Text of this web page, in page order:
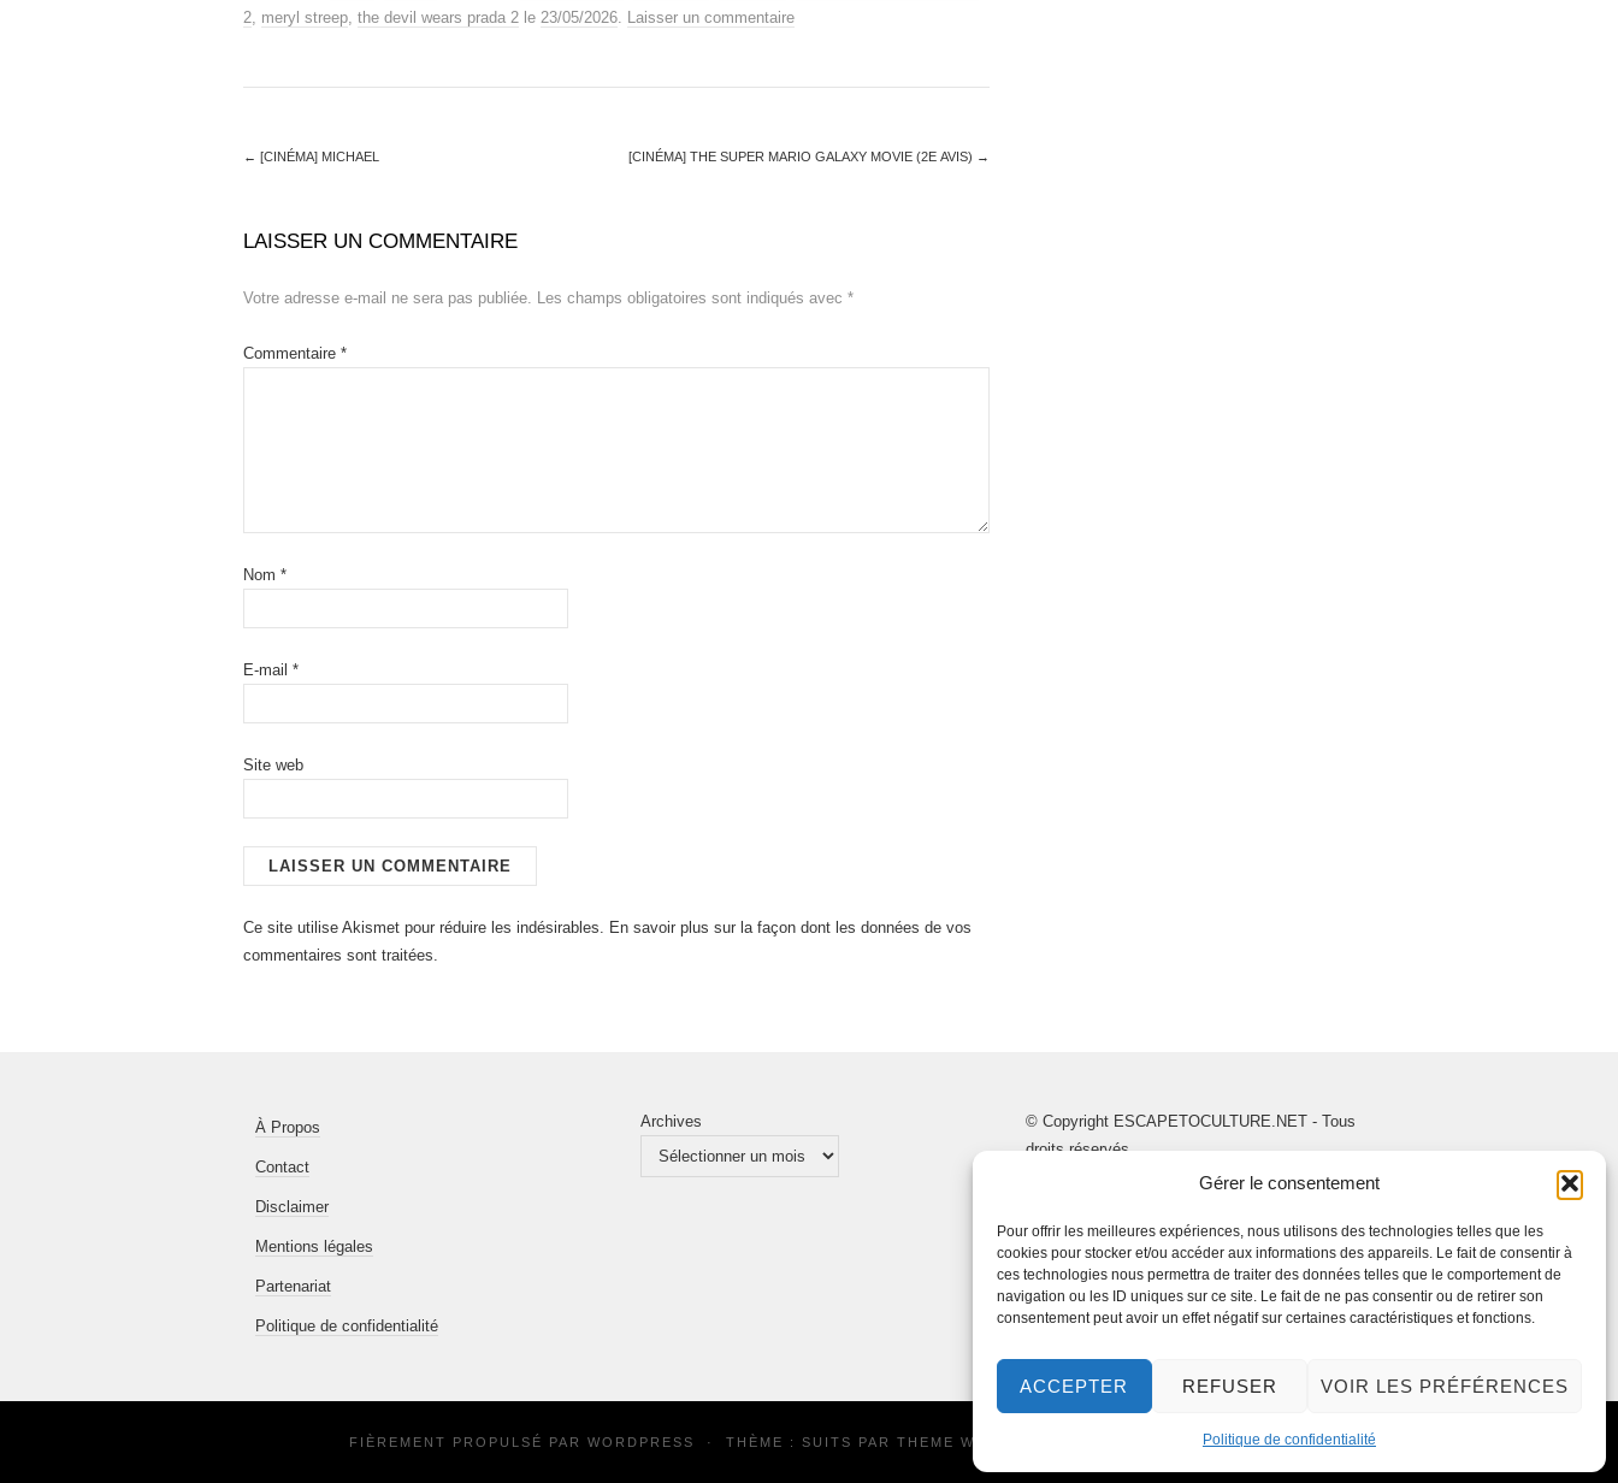
Gérer le consentement
Pour offrir les meilleures expériences, nous utilisons des technologies telles que les
cookies pour stocker et/ou accéder aux informations des appareils. Le fait de consentir à
ces technologies nous permettra de traiter des données telles que le comportement de
navigation ou les ID uniques sur ce site. Le fait de ne pas consentir ou de retirer son
consentement peut avoir un effet négatif sur certaines caractéristiques et fonctions.
ACCEPTER REFUSER VOIR LES PRÉFÉRENCES
Politique de confidentialité
2 meryl streep the devil wears prada 2 le 23/05/2026 Laisser un commentaire
← [CINÉMA] MICHAEL [CINÉMA] THE SUPER MARIO GALAXY MOVIE (2E AVIS) →
LAISSER UN COMMENTAIRE
Votre adresse e-mail ne sera pas publiée. Les champs obligatoires sont indiqués avec *
Commentaire *
Nom *
E-mail *
Site web
Ce site utilise Akismet pour réduire les indésirables.
En savoir plus sur la façon dont les données de vos
commentaires sont traitées
À Propos
Contact
Disclaimer
Mentions légales
Partenariat
Politique de confidentialité
Archives
© Copyright ESCAPETOCULTURE.NET - Tous
droits réservés.
FIÈREMENT PROPULSÉ PAR WORDPRESS · THÈME : SUITS PAR THEME WEAVER WOLFORG .